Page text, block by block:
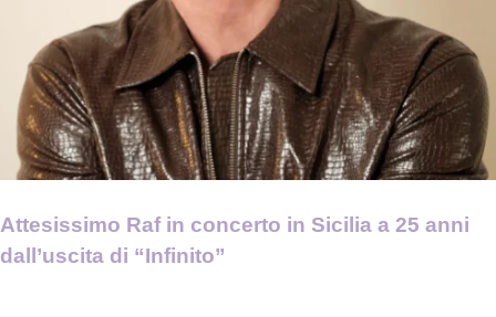
Attesissimo Raf in concerto in Sicilia a 25 anni
dall’uscita di “Infinito”